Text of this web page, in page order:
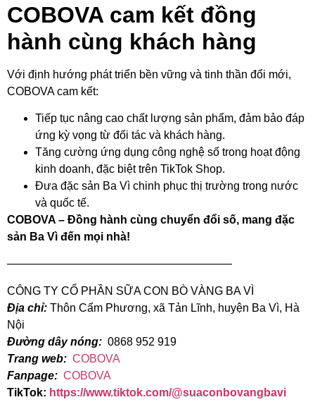
COBOVA cam kết đồng
hành cùng khách hàng
Với định hướng phát triển bền vững và tinh thần đổi mới,
COBOVA cam kết:
Tiếp tục nâng cao chất lượng sản phẩm, đảm bảo đáp
ứng kỳ vọng từ đối tác và khách hàng.
Tăng cường ứng dụng công nghệ số trong hoạt động
kinh doanh, đặc biệt trên TikTok Shop.
Đưa đặc sản Ba Vì chinh phục thị trường trong nước
và quốc tế.
COBOVA – Đồng hành cùng chuyển đổi số, mang đặc
sản Ba Vì đến mọi nhà!
————————————————————
CÔNG TY CỔ PHẦN SỮA CON BÒ VÀNG BA VÌ
Địa chỉ: Thôn Cẩm Phương, xã Tản Lĩnh, huyện Ba Vì, Hà
Nội
Đường dây nóng: 0868 952 919
Trang web: COBOVA
Fanpage: COBOVA
TikTok: https://www.tiktok.com/@suaconbovangbavi